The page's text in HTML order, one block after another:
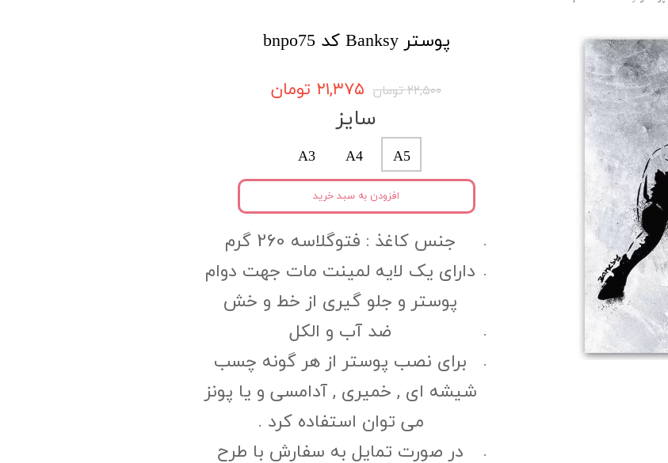
پوستر Banksy کد bnpo75
۲۲,۵۰۰ تومان ۲۱,۳۷۵ تومان
جنس کاغذ :‌ فتوگلاسه 260 گرم
دارای یک لایه لمینت مات جهت دوام
پوستر و جلو گیری از خط و خش
ضد آب و الکل
برای نصب پوستر از هر گونه چسب
شیشه ای , خمیری , آدامسی و یا پونز
می توان استفاده کرد .
در صورت تمایل به سفارش با طرح
سایز
A5
A4
A3
افزودن به سبد خرید